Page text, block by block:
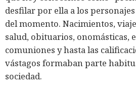
desfilar por ella a los
del momento. Nacimientos,
salud, obituarios, onomásticas,
comuniones y hasta las
vástagos formaban parte
sociedad.